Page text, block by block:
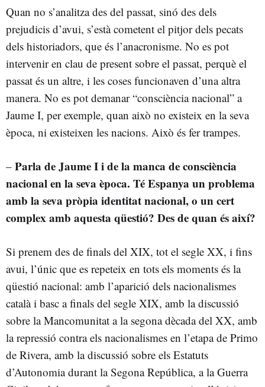
Quan no s’analitza des del passat, sinó des dels
prejudicis d’avui, s’està cometent el pitjor dels pecats
dels historiadors, que és l’anacronisme. No es pot
intervenir en clau de present sobre el passat, perquè el
passat és un altre, i les coses funcionaven d’una altra
manera. No es pot demanar “consciència nacional” a
Jaume I, per exemple, quan això no existeix en la seva
època, ni existeixen les nacions. Això és fer trampes.
– Parla de Jaume I i de la manca de consciència
nacional en la seva època. Té Espanya un problema
amb la seva pròpia identitat nacional, o un cert
complex amb aquesta qüestió? Des de quan és així?
Si prenem des de finals del XIX, tot el segle XX, i fins
avui, l’únic que es repeteix en tots els moments és la
qüestió nacional: amb l’aparició dels nacionalismes
català i basc a finals del segle XIX, amb la discussió
sobre la Mancomunitat a la segona dècada del XX, amb
la repressió contra els nacionalismes en l’etapa de Primo
de Rivera, amb la discussió sobre els Estatuts
d’Autonomia durant la Segona República, a la Guerra